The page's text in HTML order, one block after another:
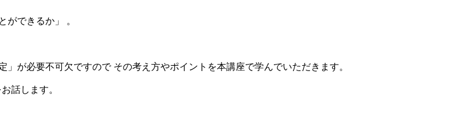
ができるか」 。
が必要不可欠ですので その考え方やポイントを本講座で学んでいただきます。
話します。